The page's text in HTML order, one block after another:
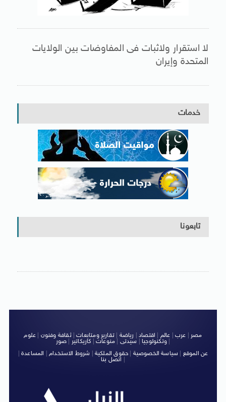
لا استقرار ولاثبات فى المفاوضات بين الولايات
المتحدة وإيران
خدمات
تابعونا
مصر عرب عالم اقتصاد رياضة |تقارير ومتابعات|ثقافة وفنون
علوم
وتكنولوجيا| سيدتى منوعات كاريكاتير صور
|
عن الموقع
سياسة الخصوصية حقوق الملكية شروط الاستخدام| المساعدة|
اتصل بنا